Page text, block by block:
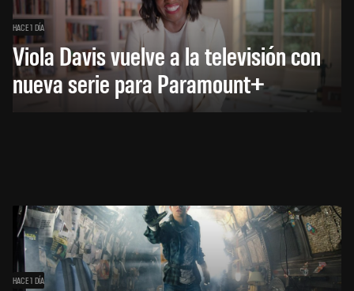
HACE 1 DÍA
Viola Davis vuelve a la televisión con
nueva serie para Paramount+
HACE 1 DÍA